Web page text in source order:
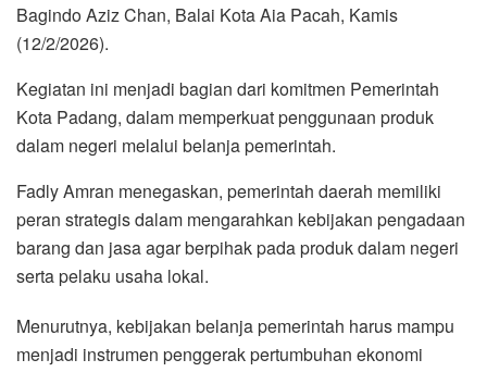
Bagindo Aziz Chan, Balai Kota Aia Pacah, Kamis
(12/2/2026).
Kegiatan ini menjadi bagian dari komitmen Pemerintah
Kota Padang, dalam memperkuat penggunaan produk
dalam negeri melalui belanja pemerintah.
Fadly Amran menegaskan, pemerintah daerah memiliki
peran strategis dalam mengarahkan kebijakan pengadaan
barang dan jasa agar berpihak pada produk dalam negeri
serta pelaku usaha lokal.
Menurutnya, kebijakan belanja pemerintah harus mampu
menjadi instrumen penggerak pertumbuhan ekonomi